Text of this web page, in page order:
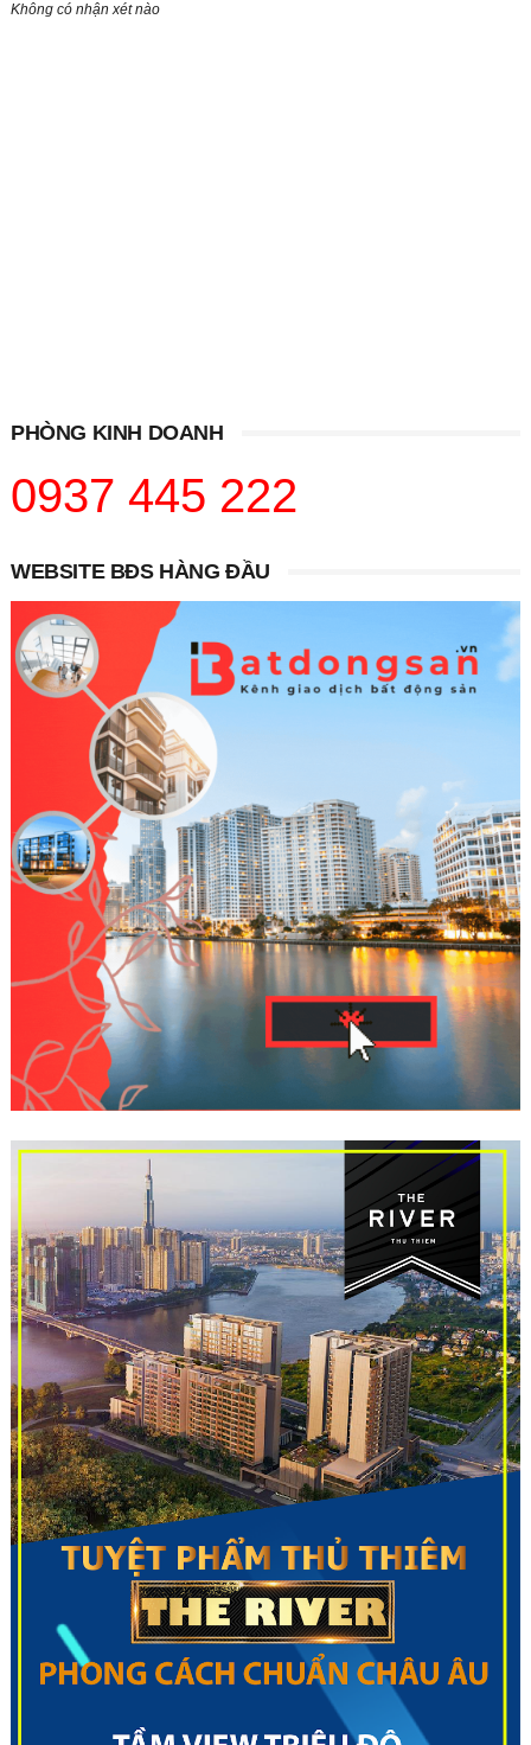
Không có nhận xét nào
PHÒNG KINH DOANH
0937 445 222
WEBSITE BĐS HÀNG ĐẦU